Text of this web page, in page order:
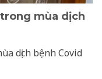
mùa dịch
dịch bệnh Covid